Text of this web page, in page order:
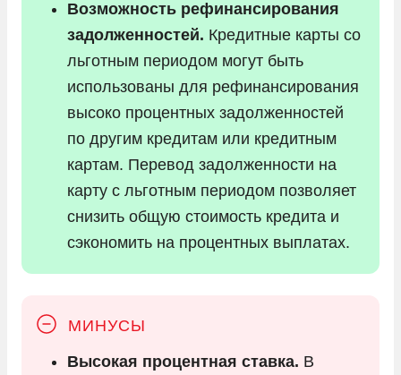
Возможность рефинансирования
задолженностей. Кредитные карты со
льготным периодом могут быть
использованы для рефинансирования
высоко процентных задолженностей
по другим кредитам или кредитным
картам. Перевод задолженности на
карту с льготным периодом позволяет
снизить общую стоимость кредита и
сэкономить на процентных выплатах.
Высокая процентная ставка. В